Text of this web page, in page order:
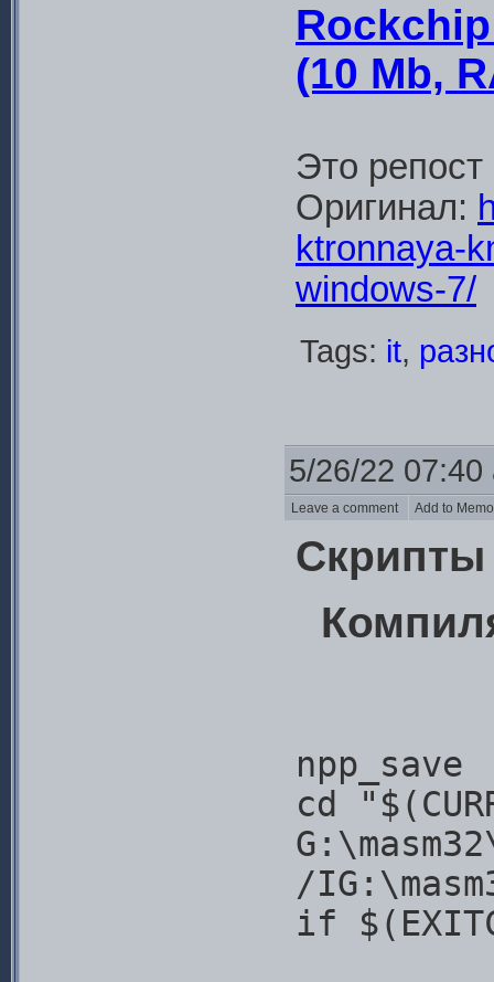
(10 Mb,
Это
Оригинал:
ktronnaya-
windows-7/
Tags: it,
5/26/22 07:40
Leave a comment Add to
Скрипты
npp_save
cd
/
if